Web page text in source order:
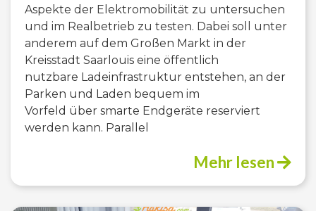
Aspekte der Elektromobilität zu untersuchen
und im Realbetrieb zu testen. Dabei soll unter
anderem auf dem Großen Markt in der
Kreisstadt Saarlouis eine öffentlich
nutzbare Ladeinfrastruktur entstehen, an der
Parken und Laden bequem im
Vorfeld über smarte Endgeräte reserviert
werden kann. Parallel
Mehr lesen